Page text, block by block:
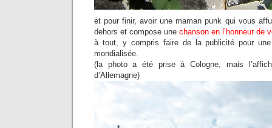
et pour finir, avoir une maman punk qui vous
dehors et compose une chanson en l’honneur de
à tout, y compris faire de la publicité pour
mondialisée.
(la photo a été prise à Cologne, mais
d’Allemagne)